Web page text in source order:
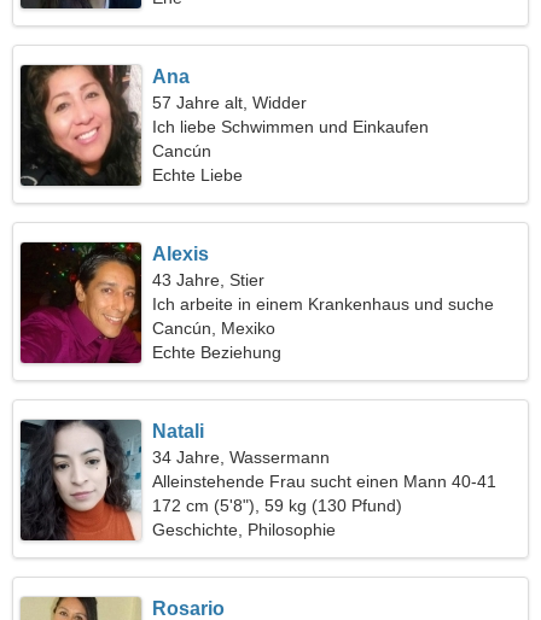
Ana
57 Jahre alt, Widder
Ich liebe Schwimmen und Einkaufen
Cancún
Echte Liebe
Alexis
43 Jahre, Stier
Ich arbeite in einem Krankenhaus und suche
eine gesellige Frau
Cancún, Mexiko
Echte Beziehung
Natali
34 Jahre, Wassermann
Alleinstehende Frau sucht einen Mann 40-41
172 cm (5'8"), 59 kg (130 Pfund)
Geschichte, Philosophie
Rosario